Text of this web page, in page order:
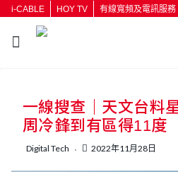
i-CABLE HOY TV 有線寬頻及電訊服務
一線搜查｜天文台料
周冷鋒到有區得11
Digital Tech 2022年11月28日